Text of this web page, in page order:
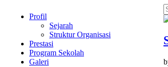
Profil
Sejarah
Struktur Organisasi
Prestasi
Program Sekolah
Galeri